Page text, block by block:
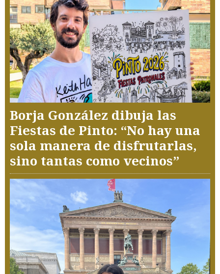
Borja González dibuja las
Fiestas de Pinto: “No hay una
sola manera de disfrutarlas,
sino tantas como vecinos”